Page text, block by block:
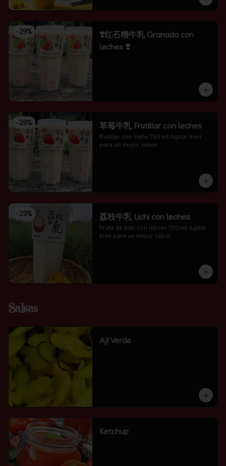
-29%
❣️红石榴牛乳 Granada con
leches ❣️
-29% 草莓牛乳 Frutillar con leches
frutillar con lcehs 750 ml Agitar bien
para un mejor sabor.
-29% 荔枝牛乳 Lichi con leches
Fruta de lichi con lehces 750 ml Agitar
bien para un mejor sabor.
Salsas
Ají Verde
Ketchup